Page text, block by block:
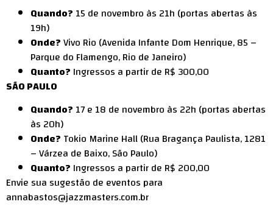
Quando? 15 de novembro às 21h (portas abertas às
19h)
Onde?Vivo Rio (Avenida Infante Dom Henrique, 85 –
Parque do Flamengo, Rio de Janeiro)
Quanto? Ingressos a partir de R$ 300,00
SÃO PAULO
Quando? 17 e 18 de novembro às 22h (portas abertas
às 20h)
Onde? Tokio Marine Hall (Rua Bragança Paulista, 1281
– Várzea de Baixo, São Paulo)
Quanto? Ingressos a partir de R$ 200,00
Envie sua sugestão de eventos para
annabastos@jazzmasters.com.br